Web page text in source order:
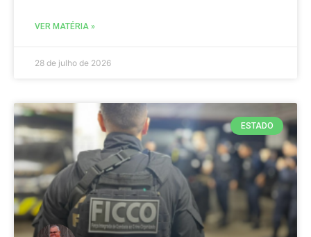
VER MATÉRIA »
28 de julho de 2026
ESTADO